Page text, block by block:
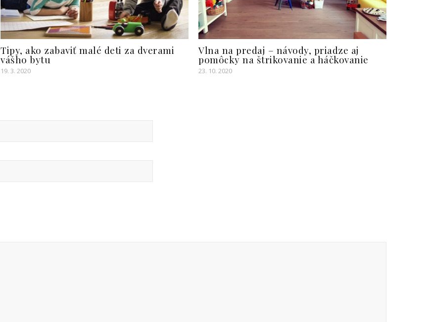
Tipy, ako zabaviť malé deti za dverami
vášho bytu
19. 3. 2020
Vlna na predaj – návody, priadze aj
pomôcky na štrikovanie a háčkovanie
23. 10. 2020